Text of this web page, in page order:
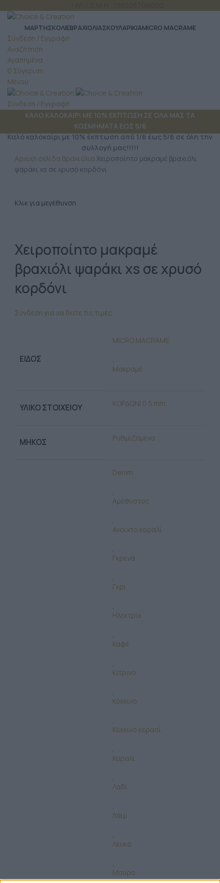
ΜΆΡΤΗΣΚΟΛΙΕΒΡΑΧΙΟΛΙΑΣΚΟΥΛΑΡΙΚΙΑMICRO MACRAME
Σύνδεση / Εγγραφή
Αναζήτηση
Αγαπημένα
0 Σύγκριση
Μενού
Σύνδεση / Εγγραφή
ΚΑΛΟ ΚΑΛΟΚΑΙΡΙ ΜΕ 10% ΕΚΠΤΩΣΗ ΣΕ ΟΛΑ ΜΑΣ ΤΑ
ΚΟΣΜΗΜΑΤΑ ΕΩΣ 5/6
Καλό καλοκαίρι με 10% έκπτωση από 1/6 έως 5/6 σε όλη την
συλλογή μας!!!!!
Αρχική σελίδα Βραχιόλια Χειροποίητο μακραμέ βραχιόλι
ψαράκι xs σε χρυσό κορδόνι
Κλικ για μεγέθυνση
Χειροποίητο μακραμέ
βραχιόλι ψαράκι xs σε χρυσό
κορδόνι
Σύνδεση για να δείτε τις τιμές
ΕΊΔΟΣ
MICRO MACRAME
Μακραμέ
ΥΛΙΚΌ ΣΤΟΙΧΕΊΟΥ ΚΟΡΔΟΝΙ 0.5 mm
ΜΉΚΟΣ Ρυθμιζόμενο
Denim
Αμέθυστος
Ανοιχτό κοραλί
Γκρενά
Γκρι
Ηλεκτρίκ
Καφέ
Κίτρινο
Κόκκινο
Κόκκινο κερασί
Κοραλί
Λαδί
Λάιμ
Λευκό
Μαύρο